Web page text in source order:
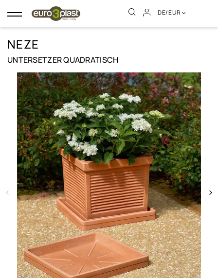
Umschalten
der
DE/EUR
NEZE
UNTERSETZER QUADRATISCH